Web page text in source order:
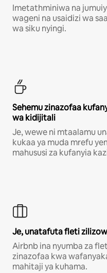
Imetathminiwa na
wageni na usaidizi wa
wa siku nyingi.
Sehemu zinazofaa
wa kidijitali
Je, wewe ni mtaalamu
kukaa ya muda mrefu
mahususi za kufanyia
Je, unatafuta fleti
Airbnb ina nyumba za
zinazofaa kwa
mahitaji ya kuhama.